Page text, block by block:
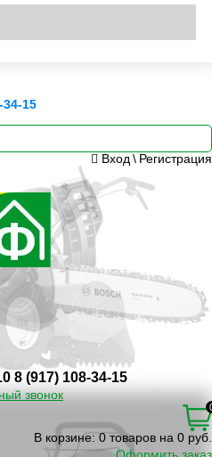
34-15
Вход \ Регистрация
8 (917) 108-34-15
звонок
В корзине: 0 товаров на 0 руб.
Оформить заказ